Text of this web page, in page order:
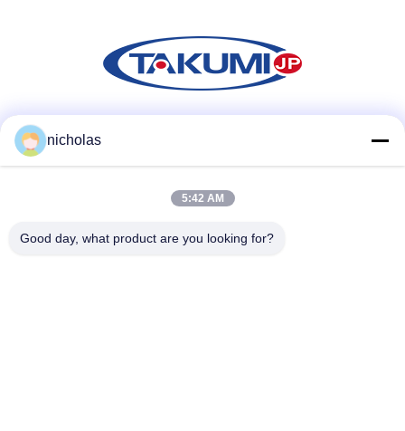
nicholas
5:42 AM
Good day, what product are you looking for?